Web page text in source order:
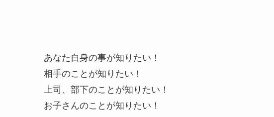
あなた自身の事が知りたい！
相手のことが知りたい！
上司、部下のことが知りたい！
お子さんのことが知りたい！